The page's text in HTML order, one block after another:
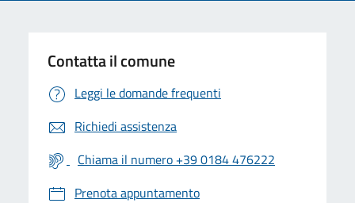
Contatta il comune
Leggi le domande frequenti
Richiedi assistenza
Chiama il numero +39 0184 476222
Prenota appuntamento